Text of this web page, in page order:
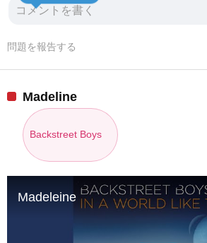
問題を報告する
Madeline
Backstreet Boys
Madeleine